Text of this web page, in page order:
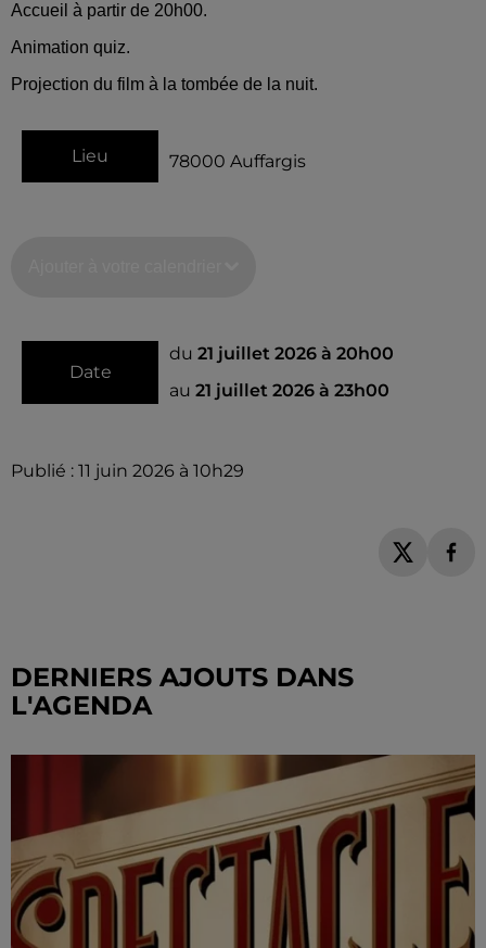
Accueil à partir de 20h00.
Animation quiz.
Projection du film à la tombée de la nuit.
Lieu 78000 Auffargis
Date
du 21 juillet 2026 à 20h00
au 21 juillet 2026 à 23h00
Publié : 11 juin 2026 à 10h29
DERNIERS AJOUTS DANS
L'AGENDA